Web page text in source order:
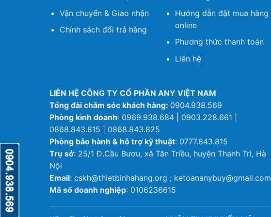
Vận chuyển & Giao nhận
Chính sách đổi trả hàng
Hướng dẫn đặt mua hàng
online
Phương thức thanh toán
Liên hệ
LIÊN HỆ CÔNG TY CỔ PHẦN ANY VIỆT NAM
Tổng đài chăm sóc khách hàng: 0904.938.569
Phòng kinh doanh: 0969.938.684 | 0903.228.661 |
0868.843.815 | 0868.843.825
Phòng bảo hành & hỗ trợ kỹ thuật: 0777.843.815
Trụ sở: 25/1 Đ.Cầu Bươu, xã Tân Triều, huyện Thanh Trì, Hà
Nội
Email: cskh@thietbinhahang.org ; ketoananybuy@gmail.com
Mã số doanh nghiệp: 0106236615